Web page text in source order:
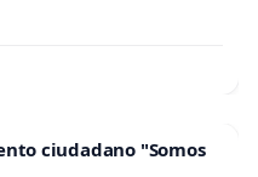
ciudadano "Somos